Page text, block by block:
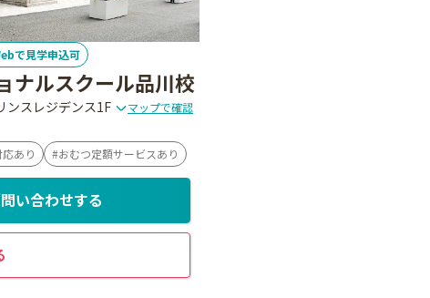
で見学申込可
ナルスクール品川校
ンスレジデンス1F マップで確認
あり おむつ定額サービスあり
い合わせする